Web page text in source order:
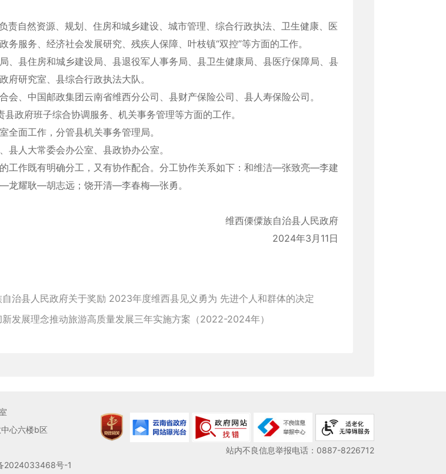
责自然资源、规划、住房和城乡建设、城市管理、综合行政执法、卫生健康、医
务服务、经济社会发展研究、残疾人保障、叶枝镇“双控”等方面的工作。
、县住房和城乡建设局、县退役军人事务局、县卫生健康局、县医疗保障局、县
府研究室、县综合行政执法大队。
会、中国邮政集团云南省维西分公司、县财产保险公司、县人寿保险公司。
政府班子综合协调服务、机关事务管理等方面的工作。
全面工作，分管县机关事务管理局。
县人大常委会办公室、县政协办公室。
工作既有明确分工，又有协作配合。分工协作关系如下：和维洁—张致亮—李建
龙耀耿—胡志远；饶开清—李春梅—张勇。
维西傈僳族自治县人民政府
2024年3月11日
治县人民政府关于奖励 2023年度维西县见义勇为 先进个人和群体的决定
发展理念推动旅游高质量发展三年实施方案（2022-2024年）
心六楼b区
2024033468号-1
站内不良信息举报电话：0887-8226712